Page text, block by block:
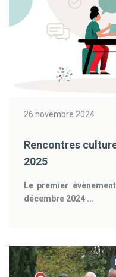
26 novembre 2024
Rencontres
2025
Le premier
décembre 2024 ...